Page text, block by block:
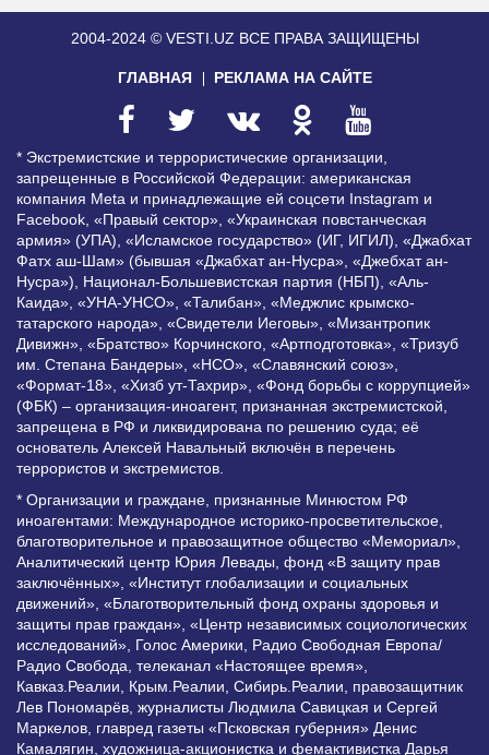
2004-2024 © VESTI.UZ ВСЕ ПРАВА ЗАЩИЩЕНЫ
ГЛАВНАЯ РЕКЛАМА НА САЙТЕ
* Экстремистские и террористические организации,
запрещенные в Российской Федерации: американская
компания Meta и принадлежащие ей соцсети Instagram и
Facebook, «Правый сектор», «Украинская повстанческая
армия» (УПА), «Исламское государство» (ИГ, ИГИЛ), «Джабхат
Фатх аш-Шам» (бывшая «Джабхат ан-Нусра», «Джебхат ан-
Нусра»), Национал-Большевистская партия (НБП), «Аль-
Каида», «УНА-УНСО», «Талибан», «Меджлис крымско-
татарского народа», «Свидетели Иеговы», «Мизантропик
Дивижн», «Братство» Корчинского, «Артподготовка», «Тризуб
им. Степана Бандеры», «НСО», «Славянский союз»,
«Формат-18», «Хизб ут-Тахрир», «Фонд борьбы с коррупцией»
(ФБК) – организация-иноагент, признанная экстремистской,
запрещена в РФ и ликвидирована по решению суда; её
основатель Алексей Навальный включён в перечень
террористов и экстремистов.
* Организации и граждане, признанные Минюстом РФ
иноагентами: Международное историко-просветительское,
благотворительное и правозащитное общество «Мемориал»,
Аналитический центр Юрия Левады, фонд «В защиту прав
заключённых», «Институт глобализации и социальных
движений», «Благотворительный фонд охраны здоровья и
защиты прав граждан», «Центр независимых социологических
исследований», Голос Америки, Радио Свободная Европа/
Радио Свобода, телеканал «Настоящее время»,
Кавказ.Реалии, Крым.Реалии, Сибирь.Реалии, правозащитник
Лев Пономарёв, журналисты Людмила Савицкая и Сергей
Маркелов, главред газеты «Псковская губерния» Денис
Камалягин, художница-акционистка и фемактивистка Дарья